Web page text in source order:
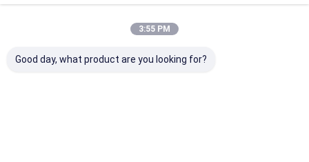
3:55 PM
Good day, what product are you looking for?